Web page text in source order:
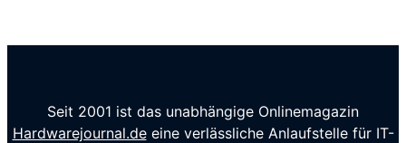
Seit 2001 ist das unabhängige Onlinemagazin
Hardwarejournal.deeine verlässliche Anlaufstelle für IT-